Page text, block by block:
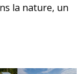
la nature, un